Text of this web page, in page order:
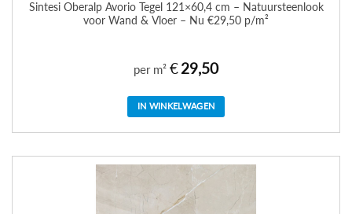
Sintesi Oberalp Avorio Tegel 121×60,4 cm – Natuursteenlook
voor Wand & Vloer – Nu €29,50 p/m²
per m² €29,50
IN WINKELWAGEN